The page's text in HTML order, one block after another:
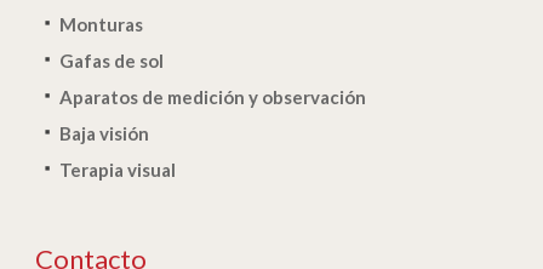
Monturas
Gafas de sol
Aparatos de medición y observación
Baja visión
Terapia visual
Contacto